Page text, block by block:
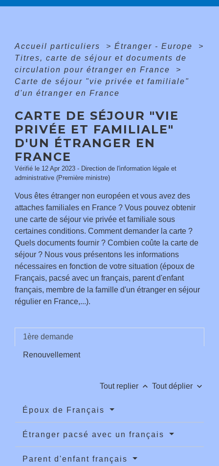
Accueil particuliers > Étranger - Europe
>
Titres, carte de séjour et documents de
circulation pour étranger en France
>
Carte de séjour "vie privée et familiale"
d'un étranger en France
CARTE DE SÉJOUR "VIE
PRIVÉE ET FAMILIALE"
D'UN ÉTRANGER EN
FRANCE
Vérifié le 12 Apr 2023 - Direction de l'information légale et
administrative (Première ministre)
Vous êtes étranger non européen et vous avez des
attaches familiales en France ? Vous pouvez obtenir
une carte de séjour vie privée et familiale sous
certaines conditions. Comment demander la carte ?
Quels documents fournir ? Combien coûte la carte de
séjour ? Nous vous présentons les informations
nécessaires en fonction de votre situation (époux de
Français, pacsé avec un français, parent d'enfant
français, membre de la famille d'un étranger en séjour
régulier en France,...).
1ère demande
Renouvellement
Tout replier keyboard_arrow_up Tout déplier keyboard_arrow_down
Époux de Français
Étranger pacsé avec un français
Parent d'enfant français